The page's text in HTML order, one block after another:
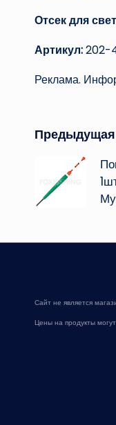
Отсек для
Артикул:202-
Реклама.
Предыдущая
Сайт не является
Цены на продукты